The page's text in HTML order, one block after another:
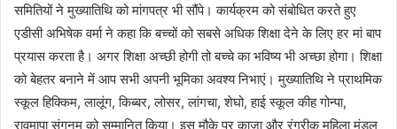
समितियों ने मुख्यातिथि को मांगपत्र भी सौंपे। कार्यक्रम को संबोधित करते हुए
एडीसी अभिषेक वर्मा ने कहा कि बच्चों को सबसे अधिक शिक्षा देने के लिए हर मां बाप
प्रयास करता है। अगर शिक्षा अच्छी होगी तो बच्चे का भविष्य भी अच्छा होगा। शिक्षा
को बेहतर बनाने में आप सभी अपनी भूमिका अवश्य निभाएं। मुख्यातिथि ने प्राथमिक
स्कूल हिक्किम, लालूंग, किब्बर, लोसर, लांगचा, शेघो, हाई स्कूल कीह गोन्पा,
रावमापा संगनम को सम्मानित किया। इस मौके पर काजा और रंगरीक महिला मंडल